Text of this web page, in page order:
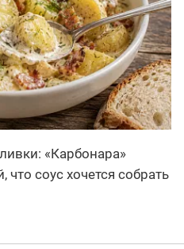
«Карбонара»
что соус хочется собрать